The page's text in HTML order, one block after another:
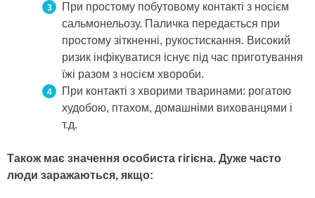
При простому побутовому контакті з носієм
сальмонельозу. Паличка передається при
простому зіткненні, рукостискання. Високий
ризик інфікуватися існує під час приготування
їжі разом з носієм хвороби.
При контакті з хворими тваринами: рогатою
худобою, птахом, домашніми вихованцями і
т.д.
Також має значення особиста гігієна. Дуже часто
люди заражаються, якщо: